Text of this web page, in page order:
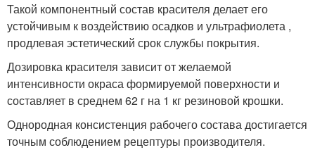
Такой компонентный состав красителя делает его
устойчивым к воздействию осадков и ультрафиолета ,
продлевая эстетический срок службы покрытия.
Дозировка красителя зависит от желаемой
интенсивности окраса формируемой поверхности и
составляет в среднем 62 г на 1 кг резиновой крошки.
Однородная консистенция рабочего состава достигается
точным соблюдением рецептуры производителя.